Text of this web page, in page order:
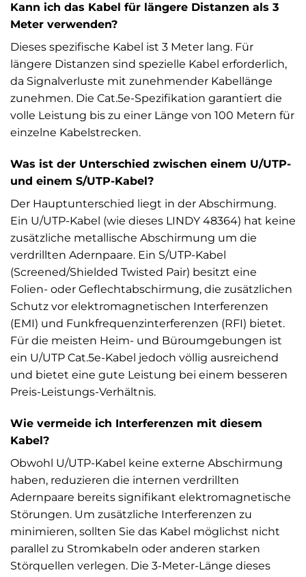
Kann ich das Kabel für längere Distanzen als 3
Meter verwenden?
Dieses spezifische Kabel ist 3 Meter lang. Für
längere Distanzen sind spezielle Kabel erforderlich,
da Signalverluste mit zunehmender Kabellänge
zunehmen. Die Cat.5e-Spezifikation garantiert die
volle Leistung bis zu einer Länge von 100 Metern für
einzelne Kabelstrecken.
Was ist der Unterschied zwischen einem U/UTP-
und einem S/UTP-Kabel?
Der Hauptunterschied liegt in der Abschirmung.
Ein U/UTP-Kabel (wie dieses LINDY 48364) hat keine
zusätzliche metallische Abschirmung um die
verdrillten Adernpaare. Ein S/UTP-Kabel
(Screened/Shielded Twisted Pair) besitzt eine
Folien- oder Geflechtabschirmung, die zusätzlichen
Schutz vor elektromagnetischen Interferenzen
(EMI) und Funkfrequenzinterferenzen (RFI) bietet.
Für die meisten Heim- und Büroumgebungen ist
ein U/UTP Cat.5e-Kabel jedoch völlig ausreichend
und bietet eine gute Leistung bei einem besseren
Preis-Leistungs-Verhältnis.
Wie vermeide ich Interferenzen mit diesem
Kabel?
Obwohl U/UTP-Kabel keine externe Abschirmung
haben, reduzieren die internen verdrillten
Adernpaare bereits signifikant elektromagnetische
Störungen. Um zusätzliche Interferenzen zu
minimieren, sollten Sie das Kabel möglichst nicht
parallel zu Stromkabeln oder anderen starken
Störquellen verlegen. Die 3-Meter-Länge dieses